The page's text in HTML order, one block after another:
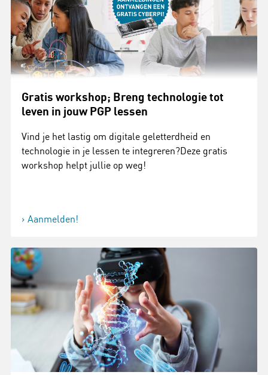
Gratis workshop; Breng technologie tot
leven in jouw PGP lessen
Vind je het lastig om digitale geletterdheid en
technologie in je lessen te integreren?Deze gratis
workshop helpt jullie op weg!
Aanmelden!